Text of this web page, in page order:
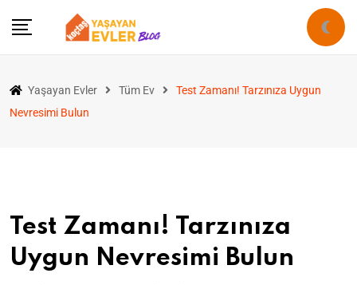
Yaşayan Evler Tüm Ev
Test Zamanı! Tarzınıza Uygun
Nevresimi Bulun
Test Zamanı! Tarzınıza
Uygun Nevresimi Bulun